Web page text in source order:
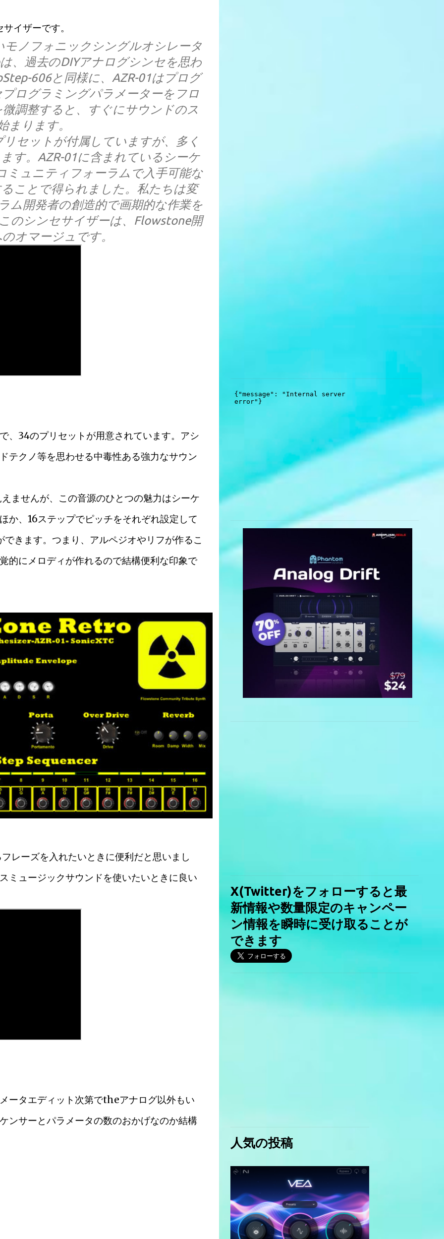
イザーです。
ノフォニックシングルオシレータ
、過去のDIYアナログシンセを思わ
606と同様に、AZR-01はプログ
ログラミングパラメーターをフロ
調整すると、すぐにサウンドのス
まります。
セットが付属していますが、多く
す。AZR-01に含まれているシーケ
ュニティフォーラムで入手可能な
ことで得られました。私たちは変
ム開発者の創造的で画期的な作業を
のシンセサイザーは、Flowstone開
オマージュです。
、34のプリセットが用意されています。アシ
テクノ等を思わせる中毒性ある強力なサウン
ませんが、この音源のひとつの魅力はシーケ
か、16ステップでピッチをそれぞれ設定して
きます。つまり、アルペジオやリフが作るこ
的にメロディが作れるので結構便利な印象で
レーズを入れたいときに便利だと思いまし
ミュージックサウンドを使いたいときに良い
ータエディット次第でtheアナログ以外もい
ンサーとパラメータの数のおかげなのか結構
X(Twitter)をフォローすると最
新情報や数量限定のキャンペー
ン情報を瞬時に受け取ることが
できます
人気の投稿